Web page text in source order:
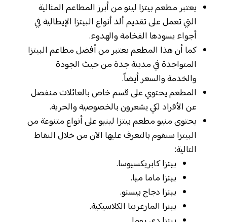
يعتبر مطعم بيتزا لينو من أبرز المطاعم المثالية
التي تعمل على تقديم ألذ أنواع البيتزا الإيطالية في
أجواء يسودها الفخامة والهدوء.
كما أن هذا المطعم يعتبر من أفضل مطاعم البيتزا
المتواجدة في مدينة جدة من حيث الجودة
والخدمة والسعر أيضاً.
المطعم يحتوي على قسم خاص بالعائلات منفصل
عن الأفراد لكي يشعرون بالخصوصية والحرية.
يحتوي منيو مطعم بيتزا لينيو على أنواع متنوعة من
البيتزا سنقوم بالتعرف عليها الآن من خلال النقاط
التالية:
بيتزا كابريكسيوسا.
بيتزا ماما ميا.
بيتزا دجاج بيستو.
بيتزا المارغريتا الكلاسيكية.